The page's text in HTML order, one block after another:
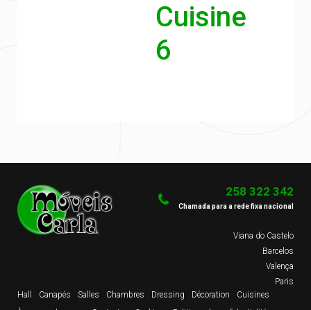
Cuisine
6
Hall Canapés Salles Chambres Dressing Décoration
Cuisines
258 322 342
Chamada para a rede fixa nacional
Viana do Castelo
Barcelos
Valença
Paris